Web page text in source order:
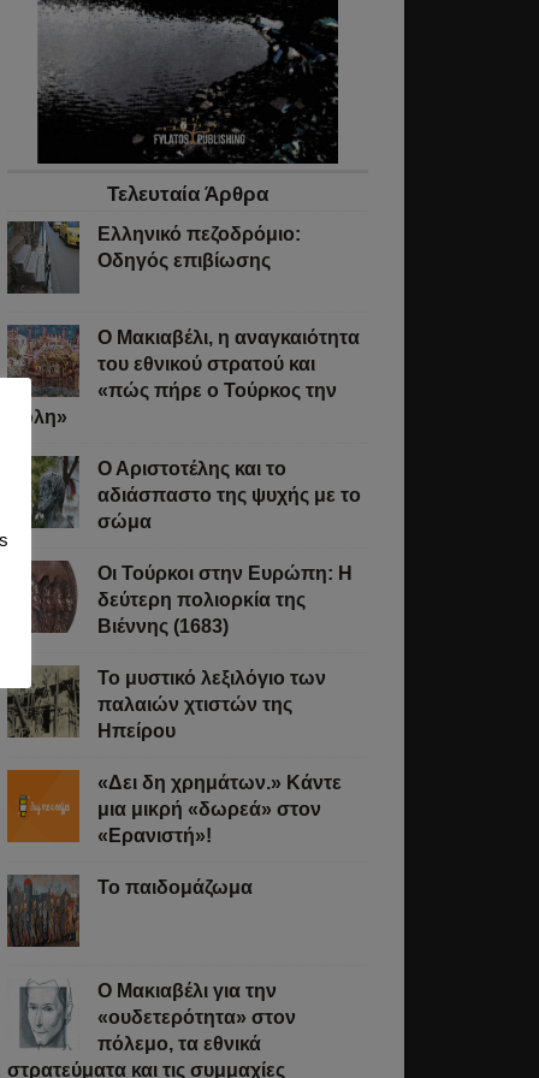
Τελευταία Άρθρα
Ελληνικό πεζοδρόμιο:
Οδηγός επιβίωσης
Ο Μακιαβέλι, η αναγκαιότητα
του εθνικού στρατού και
«πώς πήρε ο Τούρκος την
Πόλη»
Ο Αριστοτέλης και το
αδιάσπαστο της ψυχής με το
σώμα
Οι Τούρκοι στην Ευρώπη: Η
δεύτερη πολιορκία της
Βιέννης (1683)
Το μυστικό λεξιλόγιο των
παλαιών χτιστών της
Ηπείρου
«Δει δη χρημάτων.» Κάντε
μια μικρή «δωρεά» στον
«Ερανιστή»!
Το παιδομάζωμα
O Μακιαβέλι για την
«ουδετερότητα» στον
πόλεμο, τα εθνικά
στρατεύματα και τις συμμαχίες